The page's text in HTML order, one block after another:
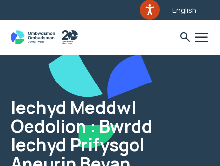
English
Iechyd Meddwl
Oedolion : Bwrdd
Iechyd Prifysgol